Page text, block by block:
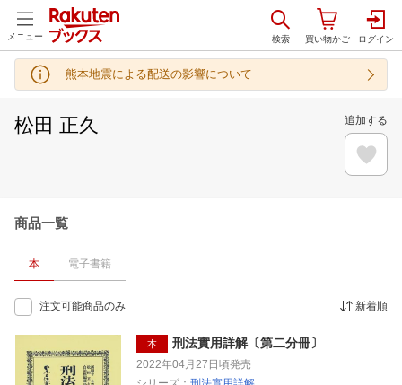
メニュー
熊本地震による配送の影響について
松田 正久 追加する
商品一覧
本 電子書籍
注文可能商品のみ 新着順
本 刑法實用詳解〔第二分冊〕
2022年04月27日頃発売